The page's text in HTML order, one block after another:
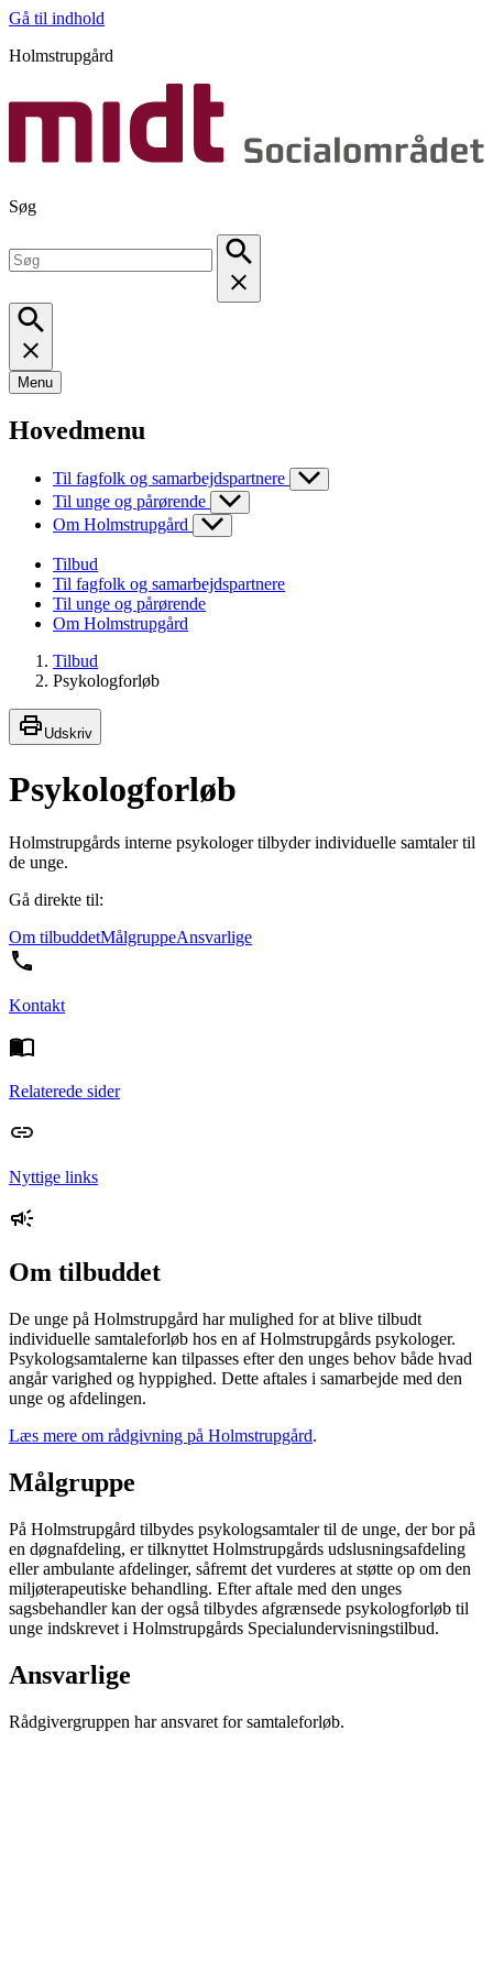
Gå til indhold
Holmstrupgård
Søg
Menu
Hovedmenu
Til fagfolk og samarbejdspartnere
Til unge og pårørende
Om Holmstrupgård
Tilbud
Til fagfolk og samarbejdspartnere
Til unge og pårørende
Om Holmstrupgård
Tilbud
Psykologforløb
Udskriv
Psykologforløb
Holmstrupgårds interne psykologer tilbyder individuelle samtaler til
de unge.
Gå direkte til:
Om tilbuddetMålgruppeAnsvarlige
Kontakt
Relaterede sider
Nyttige links
Om tilbuddet
De unge på Holmstrupgård har mulighed for at blive tilbudt
individuelle samtaleforløb hos en af Holmstrupgårds psykologer.
Psykologsamtalerne kan tilpasses efter den unges behov både hvad
angår varighed og hyppighed. Dette aftales i samarbejde med den
unge og afdelingen.
Læs mere om rådgivning på Holmstrupgård.
Målgruppe
På Holmstrupgård tilbydes psykologsamtaler til de unge, der bor på
en døgnafdeling, er tilknyttet Holmstrupgårds udslusningsafdeling
eller ambulante afdelinger, såfremt det vurderes at støtte op om den
miljøterapeutiske behandling. Efter aftale med den unges
sagsbehandler kan der også tilbydes afgrænsede psykologforløb til
unge indskrevet i Holmstrupgårds Specialundervisningstilbud.
Ansvarlige
Rådgivergruppen har ansvaret for samtaleforløb.